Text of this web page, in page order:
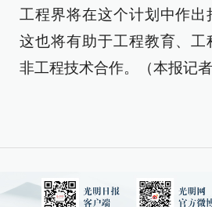
工程界将在这个计划中作出
这也将有助于工程教育、工
非工程技术合作。（本报记者